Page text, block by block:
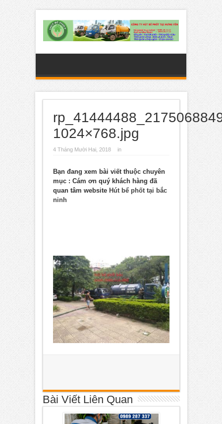
1024×768.jpg
4 Tháng Mười Hai, 2018 in
Bạn đang xem bài viết thuộc chuyên
mục : Cám ơn quý khách hàng đã
quan tâm website Hút bể phốt tại bắc
ninh
Bài Viết Liên Quan